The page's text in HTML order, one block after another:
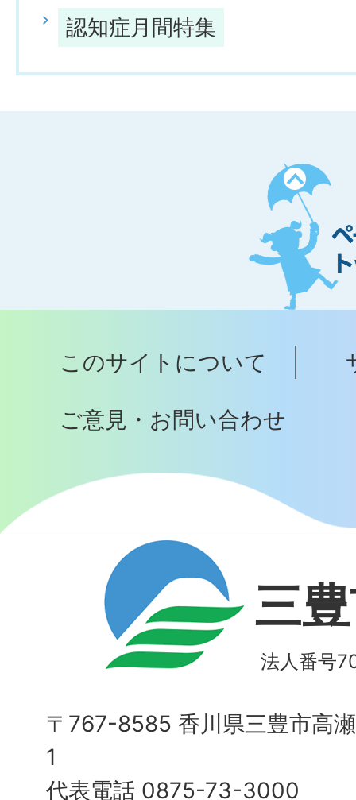
認知症月間特集
ペ
ー
ジ
ト
ッ
へ
このサイトについて
ご意見・お問い合わせ
三
法人番号
〒767-8585 香川県三豊市高
1
代表電話 0875-73-3000